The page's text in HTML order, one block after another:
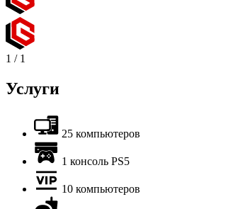
1 / 1
Услуги
25 компьютеров
1 консоль PS5
10 компьютеров